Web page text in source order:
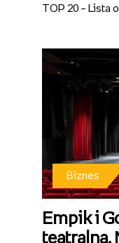
TOP 20 – Lista
Biznes
Empik i
teatralną.